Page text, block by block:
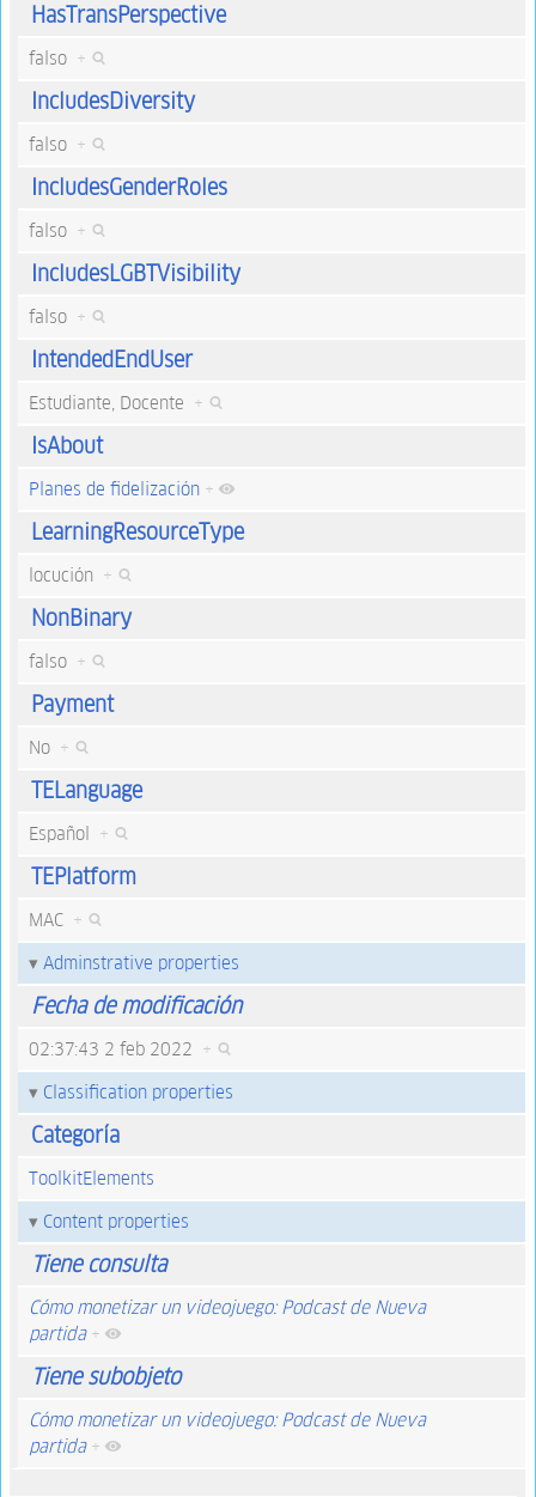
HasTransPerspective
falso +
IncludesDiversity
falso +
IncludesGenderRoles
falso +
IncludesLGBTVisibility
falso +
IntendedEndUser
Estudiante, Docente +
IsAbout
Planes de fidelización +
LearningResourceType
locución +
NonBinary
falso +
Payment
No +
TELanguage
Español +
TEPlatform
MAC +
Adminstrative properties
Fecha de modificación
02:37:43 2 feb 2022 +
Classification properties
Categoría
ToolkitElements
Content properties
Tiene consulta
Cómo monetizar un videojuego: Podcast de Nueva
partida +
Tiene subobjeto
Cómo monetizar un videojuego: Podcast de Nueva
partida +